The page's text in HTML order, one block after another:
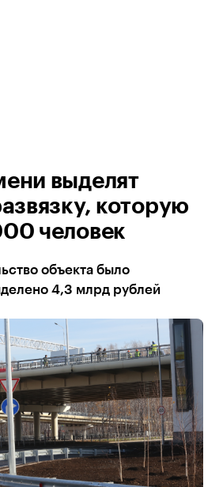
выделят
которую
человек
объекта было
4,3 млрд рублей